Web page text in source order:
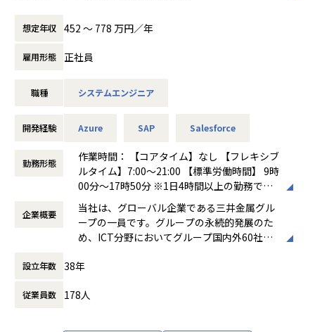
LLMを活用した開発プロセスの高度化を、チーム全体に
経験が積めます。
データ基盤）を横断したアーキテクチャ設計経験
【業務の変更の範囲】
無
無
当社では、新たなプロジェクトの始動に伴い、システム間の
連携強化とデータ利活用の加速化を目指しています。すでに
先行導入済みの事業部での運用保守業務に加え、今後は他事
業部や関係会社への展開を視野に入れた導入プロジェクトを
ジニアを募集します。
APIインテグレーションやシステム間のデータ連携を活用
していける人材を求めています。
化を推進するエンジニアを募集！」
当社では、APIインテグレーションとシステム導入を通じ
するエンジニアを募集しています。MulesoftやPowercenter
を使用した導入プロジェクトに加え、製造現場での業務改善
に取り組んだ経験を活かし、現場でのシステム活用を支援い
想定年収 452 〜 778 万円／年
雇用形態 正社員
職種 システムエンジニア
開発経験 Azure SAP Salesforce
勤務形態
作業時間： 【コアタイム】なし 【フレキシブ
ルタイム】7:00～21:00 【標準労働時間】 9時
00分～17時50分 ※1日4時間以上の勤務で出
勤扱い
働き方：フルフレックス制
時間外労働の有無： 有（月平均13.7時間）
休憩時間： 60分
企業概要
当社は、グローバル企業である三井金属グル
ープの一員です。グループの永続的発展のた
め、ICT分野においてグループ国内外60社の
★特徴★
・「テレワーク勤務」を基本とした働き方
設立年数 38年
従業員数 178人